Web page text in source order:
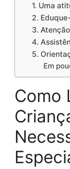
1. Uma
2.
3.
4.
5.
Em
Como